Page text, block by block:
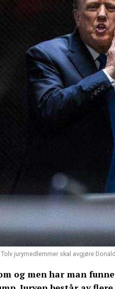
Tolv jurymedlemmer skal avgjøre
og men har man